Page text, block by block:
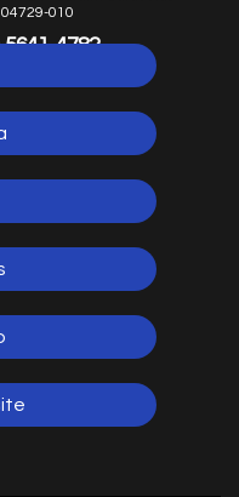
04729-010
5641-4782